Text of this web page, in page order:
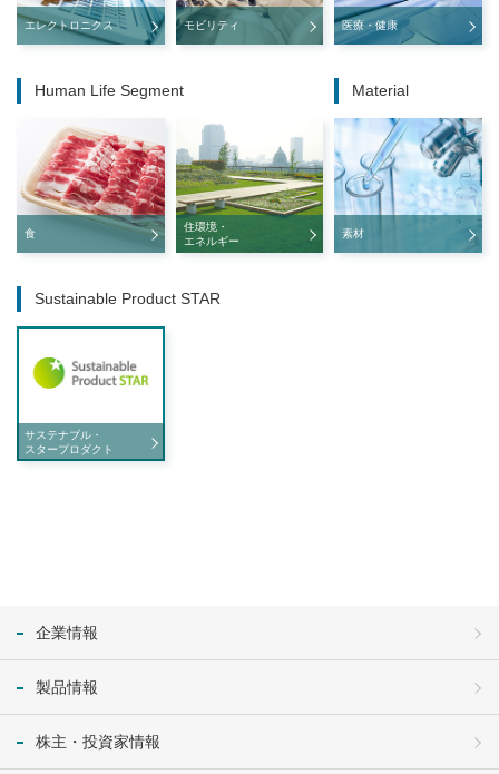
エレクトロニクス モビリティ 医療・健康
Human Life Segment
食
住環境・
エネルギー
Material
素材
Sustainable Product STAR
サステナブル・
スタープロダクト
企業情報
製品情報
株主・投資家情報